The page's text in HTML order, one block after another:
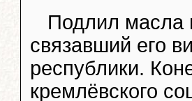
Подлил масла
связавший его
республики.
кремлёвского